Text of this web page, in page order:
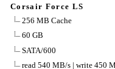
Corsair Force LS
256 MB Cache
60 GB
SATA/600
read 540 MB/s | write 450